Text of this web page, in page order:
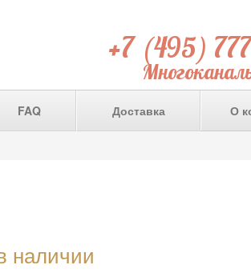
+7 (495)
FAQ Доставка О
наличии